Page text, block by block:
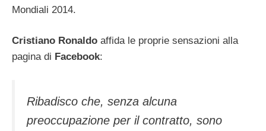
Mondiali 2014.
Cristiano Ronaldo affida le proprie sensazioni alla
pagina di Facebook:
Ribadisco che, senza alcuna
preoccupazione per il contratto, sono